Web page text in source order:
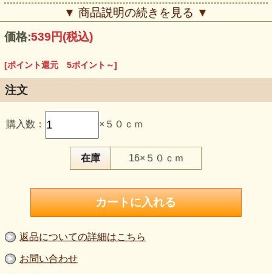
この生地のおすすめポイント
・細かなネットの上へ、葉や花を思わせる縦長のモチーフを
重ねたラッセルレースです。
・柄の間からネットが透けるため、肉厚な表情がありながら
重く見えすぎません。
・濃紺の上品さがあり、ドレスや舞台衣装でも甘さを抑えや
・広い面への重ね使いから、袖、ヨーク、小物やペット服の
装飾まで応用できます。
【品 番】la706
▼ 商品説明の続きを見る ▼
価格:539円(税込)
[ポイント還元 5ポイント～]
注文
購入数： ×５０ｃｍ
在庫 16×５０ｃｍ
返品についての詳細はこちら
お問い合わせ